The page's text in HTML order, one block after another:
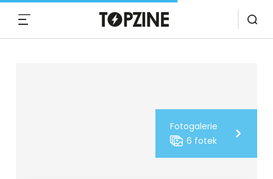
Fotogalerie
6 fotek